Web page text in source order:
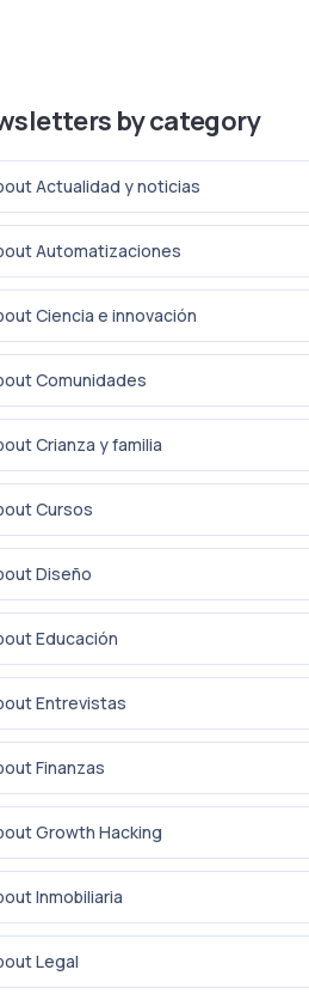
by category
Actualidad y noticias
Automatizaciones
Ciencia e innovación
Comunidades
Crianza y familia
Cursos
Diseño
Educación
Entrevistas
Finanzas
Growth Hacking
Inmobiliaria
Legal